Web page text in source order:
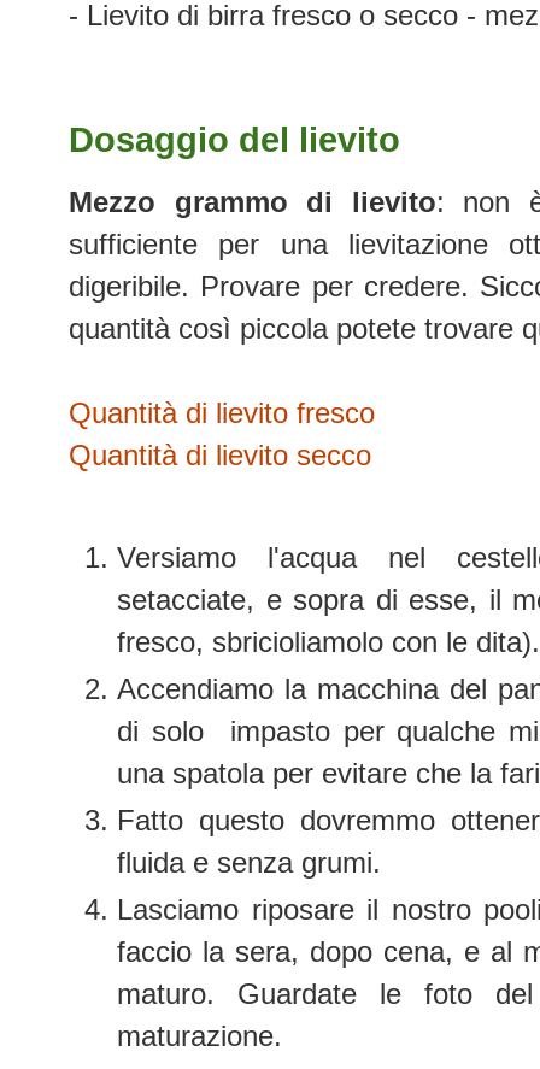
- Lievito di birra fresco o secco -
Dosaggio del lievito
Mezzo grammo di lievito: non
sufficiente per una lievitazione
digeribile. Provare per credere.
quantità così piccola potete trovare
Quantità di lievito fresco
Quantità di lievito secco
Versiamo l'acqua nel
setacciate, e sopra di esse, il
fresco, sbricioliamolo con le dita).
Accendiamo la macchina del
di solo impasto per qualche
una spatola per evitare che la
Fatto questo dovremmo
fluida e senza grumi.
Lasciamo riposare il nostro
faccio la sera, dopo cena, e al
maturo. Guardate le foto
maturazione.